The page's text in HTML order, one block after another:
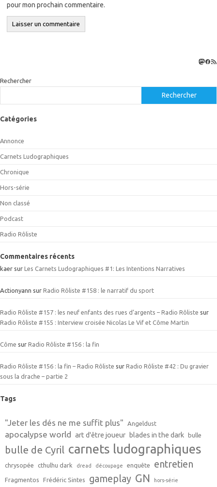
pour mon prochain commentaire.
Flux
Rechercher
Rechercher
Catégories
Annonce
Carnets Ludographiques
Chronique
Hors-série
Non classé
Podcast
Radio Rôliste
Commentaires récents
kaer sur Les Carnets Ludographiques #1: Les Intentions Narratives
Actionyann sur Radio Rôliste #158 : le narratif du sport
Radio Rôliste #157 : les neuf enfants des rues d’argents – Radio Rôliste sur
Radio Rôliste #155 : Interview croisée Nicolas Le Vif et Côme Martin
Côme sur Radio Rôliste #156 : la fin
Radio Rôliste #156 : la fin – Radio Rôliste sur Radio Rôliste #42 : Du gravier
sous la drache – partie 2
Tags
"Jeter les dés ne me suffit plus" Angeldust
apocalypse world art d'être joueur blades in the dark bulle
bulle de Cyril carnets ludographiques
chrysopée cthulhu dark dread découpage enquête entretien
Fragmentos Frédéric Sintes gameplay GN hors-série